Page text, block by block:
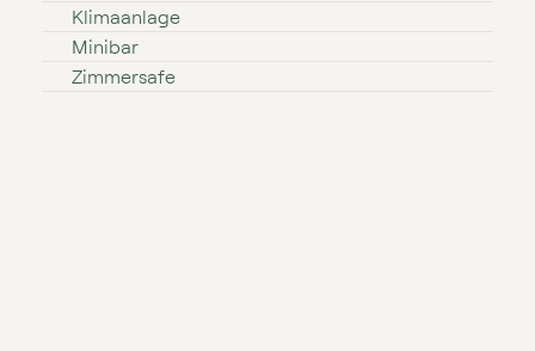
Klimaanlage
Minibar
Zimmersafe